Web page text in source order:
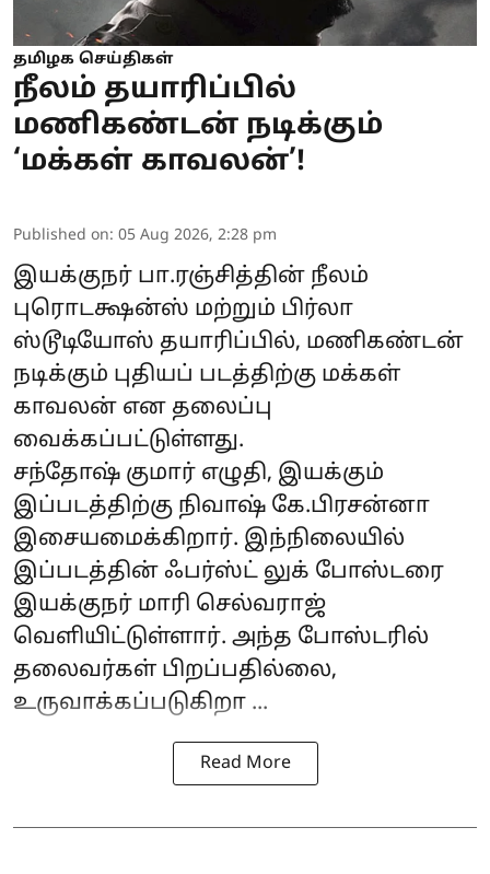
தமிழக செய்திகள்
நீலம் தயாரிப்பில்
மணிகண்டன் நடிக்கும்
‘மக்கள் காவலன்’!
Published on: 05 Aug 2026, 2:28 pm
இயக்குநர் பா.ரஞ்சித்தின் நீலம்
புரொடக்ஷன்ஸ் மற்றும் பிர்லா
ஸ்டூடியோஸ் தயாரிப்பில், மணிகண்டன்
நடிக்கும் புதியப் படத்திற்கு மக்கள்
காவலன் என தலைப்பு
வைக்கப்பட்டுள்ளது.
சந்தோஷ் குமார் எழுதி, இயக்கும்
இப்படத்திற்கு நிவாஷ் கே.பிரசன்னா
இசையமைக்கிறார். இந்நிலையில்
இப்படத்தின் ஃபர்ஸ்ட் லுக் போஸ்டரை
இயக்குநர் மாரி செல்வராஜ்
வெளியிட்டுள்ளார். அந்த போஸ்டரில்
தலைவர்கள் பிறப்பதில்லை,
உருவாக்கப்படுகிறா ...
Read More